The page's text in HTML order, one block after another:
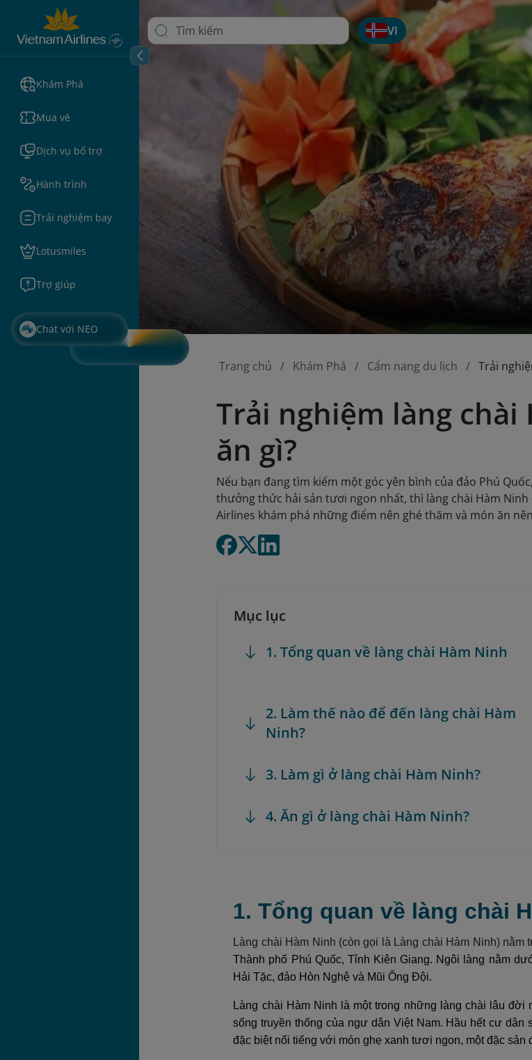
Khám Phá
Mua vé
Dịch vụ bổ trợ
Hành trình
Trải nghiệm bay
Lotusmiles
Trợ giúp
Chat với NEO
VI
Trang chủ Khám Phá Cẩm nang du lịch Trải
Trải nghiệm làng
ăn gì?
Nếu bạn đang tìm kiếm một góc yên bình của đảo Phú
thưởng thức hải sản tươi ngon nhất, thì làng chài Hàm
Airlines khám phá những điểm nên ghé thăm và món ăn
Mục lục
1. Tổng quan về làng chài Hàm Ninh
2. Làm thế nào để đến làng chài Hàm
Ninh?
3. Làm gì ở làng chài Hàm Ninh?
4. Ăn gì ở làng chài Hàm Ninh?
1. Tổng quan về làng chài
Làng chài Hàm Ninh (còn gọi là Làng chài Hàm Ninh) nằm
Thành phố Phú Quốc, Tỉnh Kiên Giang. Ngôi làng nằm
Hải Tặc, đảo Hòn Nghệ và Mũi Ông Đội.
Làng chài Hàm Ninh là một trong những làng chài lâu
sống truyền thống của ngư dân Việt Nam. Hầu hết cư
đặc biệt nổi tiếng với món ghẹ xanh tươi ngon, một đặc